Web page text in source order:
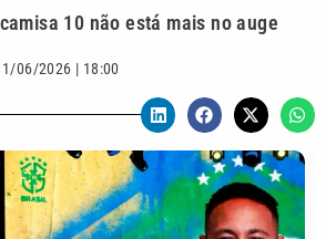
10 não está mais no auge
06/2026 | 18:00